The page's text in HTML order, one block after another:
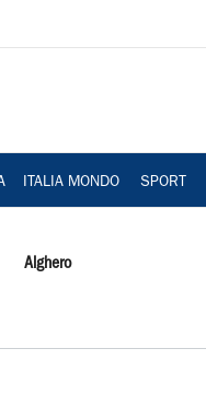
ITALIA MONDO SPORT
Alghero